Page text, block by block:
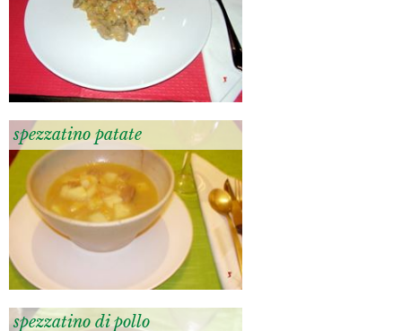
spezzatino patate
spezzatino di pollo